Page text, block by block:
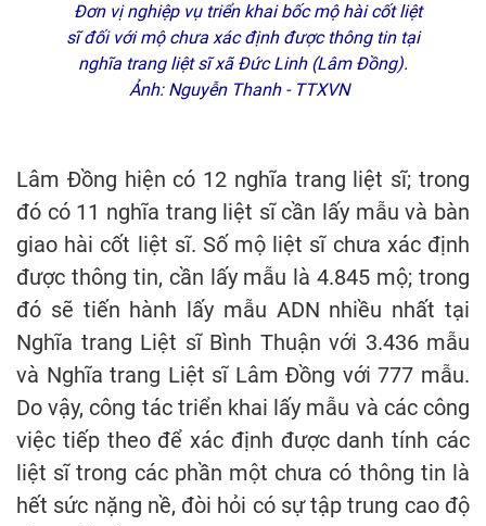
Đơn vị nghiệp vụ triển khai bốc mộ hài cốt liệt
sĩ đối với mộ chưa xác định được thông tin tại
nghĩa trang liệt sĩ xã Đức Linh (Lâm Đồng).
Ảnh: Nguyễn Thanh - TTXVN
Lâm Đồng hiện có 12 nghĩa trang liệt sĩ; trong
đó có 11 nghĩa trang liệt sĩ cần lấy mẫu và bàn
giao hài cốt liệt sĩ. Số mộ liệt sĩ chưa xác định
được thông tin, cần lấy mẫu là 4.845 mộ; trong
đó sẽ tiến hành lấy mẫu ADN nhiều nhất tại
Nghĩa trang Liệt sĩ Bình Thuận với 3.436 mẫu
và Nghĩa trang Liệt sĩ Lâm Đồng với 777 mẫu.
Do vậy, công tác triển khai lấy mẫu và các công
việc tiếp theo để xác định được danh tính các
liệt sĩ trong các phần một chưa có thông tin là
hết sức nặng nề, đòi hỏi có sự tập trung cao độ